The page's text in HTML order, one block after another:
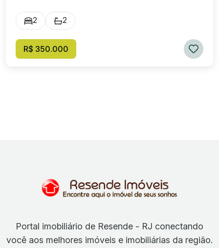
de serviço e 01 vaga de garagem. O condomínio oferece:
Segurança, elevador, bicicletario, salão de festa e 01
Pátio Mix. Valor de venda: R$ 350.000,00, .Condomínio
aproximadamente 450 reais e IPTU valor aprox: R$
2 2
R$ 350.000
Portal imobiliário de Resende - RJ conectando
você aos melhores imóveis e imobiliárias da região.